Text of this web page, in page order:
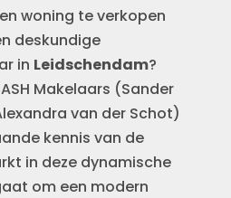
woning te verkopen
deskundige
in Leidschendam?
Makelaars (Sander
van der Schot)
kennis van de
in deze dynamische
om een modern